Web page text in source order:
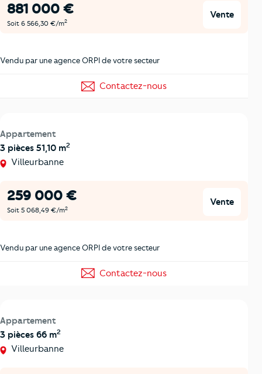
881 000 €
Soit 6 566,30 €/m2
Vente
Vendu par une agence ORPI de votre secteur
Contactez-nous
Appartement
3 pièces 51,10 m2
Villeurbanne
259 000 €
Soit 5 068,49 €/m2
Vente
Vendu par une agence ORPI de votre secteur
Contactez-nous
Appartement
3 pièces 66 m2
Villeurbanne